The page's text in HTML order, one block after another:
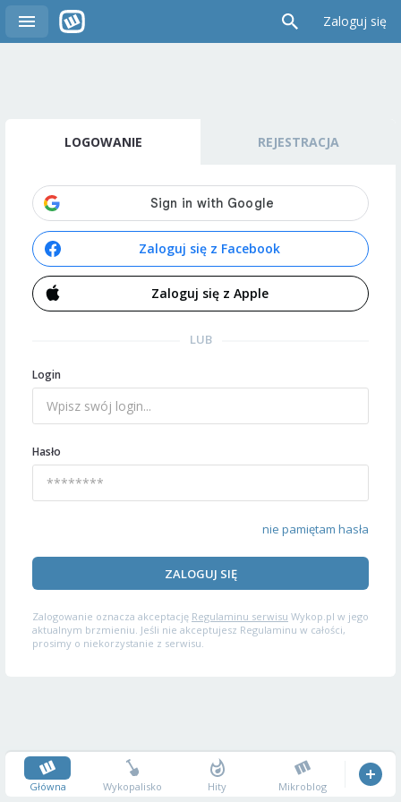
Zaloguj się
LOGOWANIE REJESTRACJA
Zaloguj się z Facebook
Zaloguj się z Apple
LUB
Login
Hasło
nie pamiętam hasła
ZALOGUJ SIĘ
Zalogowanie oznacza akceptację Regulaminu serwisu Wykop.pl w jego
aktualnym brzmieniu. Jeśli nie akceptujesz Regulaminu w całości,
prosimy o niekorzystanie z serwisu.
Główna Wykopalisko Hity Mikroblog